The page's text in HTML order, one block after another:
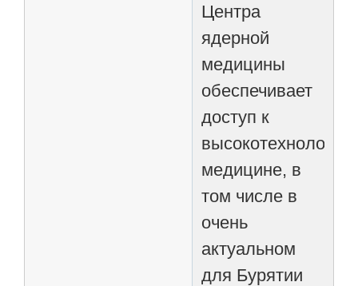
Центра
ядерной
медицины
обеспечивает
доступ к
медицине, в
том числе в
очень
актуальном
для Бурятии